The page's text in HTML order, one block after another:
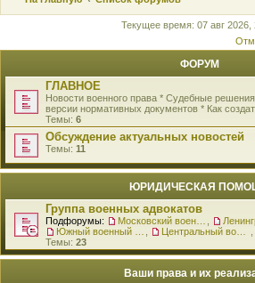
Текущее время: 07 авг 2026,
ФОРУМ
ГЛАВНОЕ
Новости военного права * Судебные
версии нормативных документов * Как
Темы: 6
Обсуждение актуальных новостей
Темы: 11
ЮРИДИЧЕСКАЯ
Группа военных адвокатов
Подфорумы:
Темы: 23
Ваши права и их